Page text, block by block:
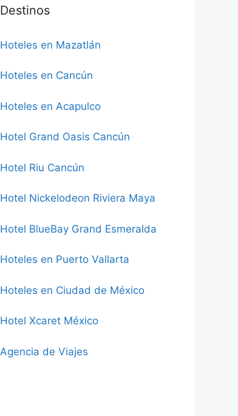
Destinos
Hoteles en Mazatlán
Hoteles en Cancún
Hoteles en Acapulco
Hotel Grand Oasis Cancún
Hotel Riu Cancún
Hotel Nickelodeon Riviera Maya
Hotel BlueBay Grand Esmeralda
Hoteles en Puerto Vallarta
Hoteles en Ciudad de México
Hotel Xcaret México
Agencia de Viajes